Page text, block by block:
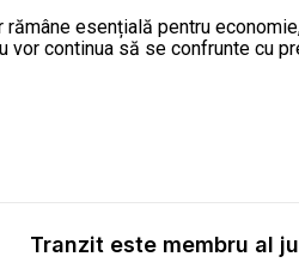
esențială pentru
continua să se confrunte cu
Tranzit este membru al